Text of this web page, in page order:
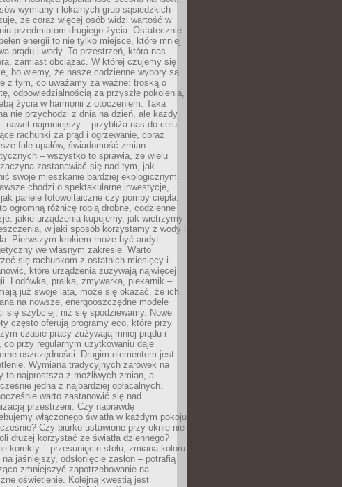
wymiany i lokalnych grup sąsiedzkich
że coraz więcej osób widzi wartość w
przedmiotom drugiego życia. Ostatecznie
energii to nie tylko miejsce, które mniej
prądu i wody. To przestrzeń, która nas
zamiast obciążać. W której czujemy się
bo wiemy, że nasze codzienne wybory są
z tym, co uważamy za ważne: troską o
odpowiedzialnością za przyszłe pokolenia,
życia w harmonii z otoczeniem. Taka
nie przychodzi z dnia na dzień, ale każdy
nawet najmniejszy – przybliża nas do celu.
rachunki za prąd i ogrzewanie, coraz
fale upałów, świadomość zmian
– wszystko to sprawia, że wielu
zaczyna zastanawiać się nad tym, jak
swoje mieszkanie bardziej ekologicznym.
chodzi o spektakularne inwestycje,
panele fotowoltaiczne czy pompy ciepła.
ogromną różnicę robią drobne, codzienne
jakie urządzenia kupujemy, jak wietrzymy
w jaki sposób korzystamy z wody i
Pierwszym krokiem może być audyt
we własnym zakresie. Warto
się rachunkom z ostatnich miesięcy i
które urządzenia zużywają najwięcej
Lodówka, pralka, zmywarka, piekarnik –
już swoje lata, może się okazać, że ich
na nowsze, energooszczędne modele
się szybciej, niż się spodziewamy. Nowe
często oferują programy eco, które przy
czasie pracy zużywają mniej prądu i
co przy regularnym użytkowaniu daje
oszczędności. Drugim elementem jest
Wymiana tradycyjnych żarówek na
to najprostsza z możliwych zmian, a
jedna z najbardziej opłacalnych.
warto zastanowić się nad
przestrzeni. Czy naprawdę
włączonego światła w każdym pokoju
Czy biurko ustawione przy oknie nie
dłużej korzystać ze światła dziennego?
korekty – przesunięcie stołu, zmiana koloru
jaśniejszy, odsłonięcie zasłon – potrafią
zmniejszyć zapotrzebowanie na
oświetlenie. Kolejną kwestią jest